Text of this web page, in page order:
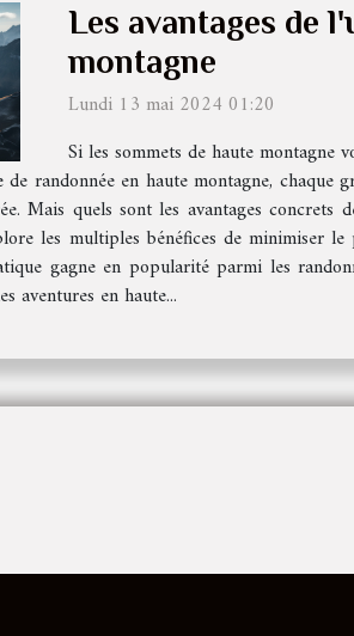
Les avantages de
montagne
Lundi 13 mai 2024 01:20
Si les sommets de haute
randonnée en haute montagne,
Mais quels sont les avantages
les multiples bénéfices de minimiser
gagne en popularité parmi les
aventures en haute...